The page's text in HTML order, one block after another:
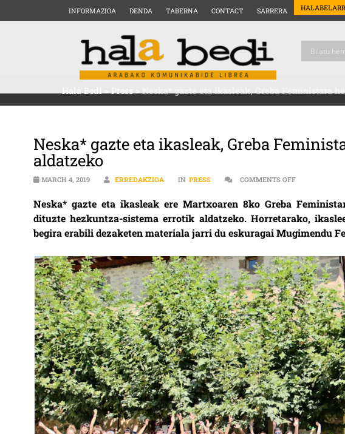
INFORMAZIOA DENDA TABERNA CONTACT SARRERA
Hala Bedi>Press>Neska* gazte eta ikasleak, Greba Feministara
Neska* gazte eta ikasleak, Greba
aldatzeko
MARCH 4, 2019 ERREDAKZIOA IN PRESS COMMENTS OFFON NESKA*
Neska* gazte eta ikasleak ere Martxoaren 8ko Greba
dituzte hezkuntza-sistema errotik aldatzeko. Horretarako,
begira erabili dezaketen materiala jarri du eskuragai Mugimendu